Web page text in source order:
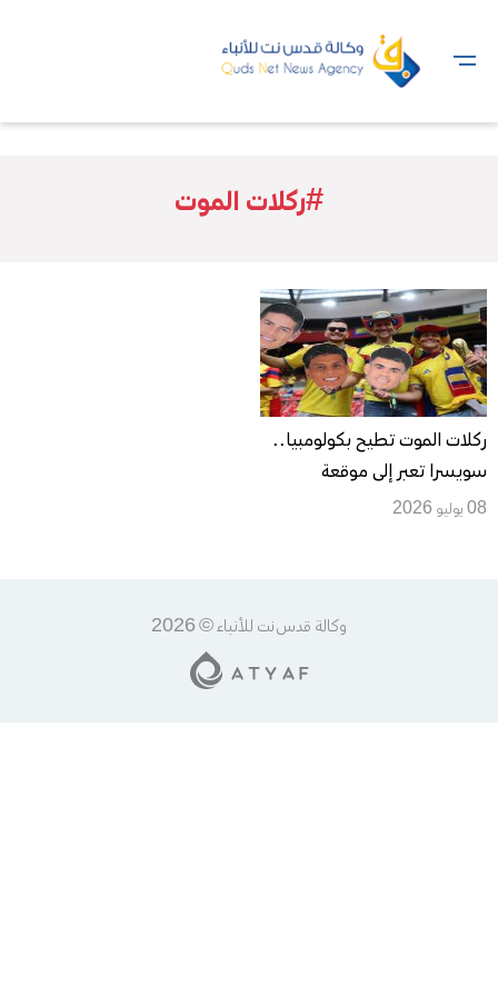
#ركلات الموت
ركلات الموت تطيح بكولومبيا..
سويسرا تعبر إلى موقعة
الأرجنتين في ربع نهائي المونديال
08 يوليو 2026
وكالة قدس نت للأنباء © 2026